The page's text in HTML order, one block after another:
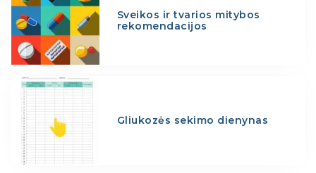
Sveikos ir tvarios mitybos
rekomendacijos
Gliukozės sekimo dienynas